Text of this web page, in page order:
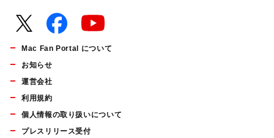
Mac Fan Portal について
お知らせ
運営会社
利用規約
個人情報の取り扱いについて
プレスリリース受付